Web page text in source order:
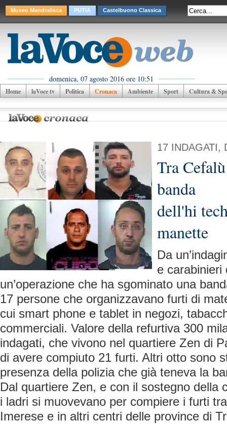
Museo Mandralisca PUTIA Castelbuono Classica
domenica, 07 agosto 2016 ore 10:51
Home laVoce tv Politica Cronaca Ambiente Sport Cultura &
17 INDAGATI,
Tra
banda
dell'hi
manette
Da
e carabinieri
un’operazione che ha sgominato una
17 persone che organizzavano furti di
cui smart phone e tablet in negozi,
commerciali. Valore della refurtiva 300
indagati, che vivono nel quartiere Zen di
di avere compiuto 21 furti. Altri otto sono
presenza della polizia che già teneva la
Dal quartiere Zen, e con il sostegno della
i ladri si muovevano per compiere i furti
Imerese e in altri centri delle province di